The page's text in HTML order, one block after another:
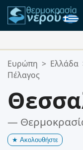
Οι Αγαπημένες
Η λίστα
Ευρώπη > Ελλάδα
Πέλαγος
—
★ Ακολουθήστε